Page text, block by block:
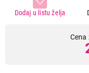
Dodaj u listu želja
Cena